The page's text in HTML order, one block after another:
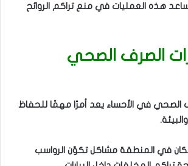
هذه العمليات في منع تراكم الروائح
الصرف الصحي
الصحي في الأحساء يعد أمرًا مهمًا للحفاظ
في المنطقة مشاكل تكوّن الرواسب